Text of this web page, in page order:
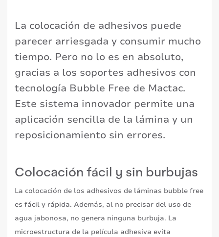
La colocación de adhesivos puede
parecer arriesgada y consumir mucho
tiempo. Pero no lo es en absoluto,
gracias a los soportes adhesivos con
tecnología Bubble Free de Mactac.
Este sistema innovador permite una
aplicación sencilla de la lámina y un
reposicionamiento sin errores.
Colocación fácil y sin burbujas
La colocación de los adhesivos de láminas bubble free
es fácil y rápida. Además, al no precisar del uso de
agua jabonosa, no genera ninguna burbuja. La
microestructura de la película adhesiva evita